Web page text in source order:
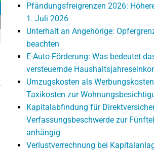
Pfändungsfreigrenzen 2026:
1. Juli 2026
Unterhalt an Angehörige:
beachten
E-Auto-Förderung: Was bedeutet
versteuernde
Umzugskosten als
Taxikosten zur
Kapitalabfindung für
Verfassungsbeschwerde zur
anhängig
Verlustverrechnung bei